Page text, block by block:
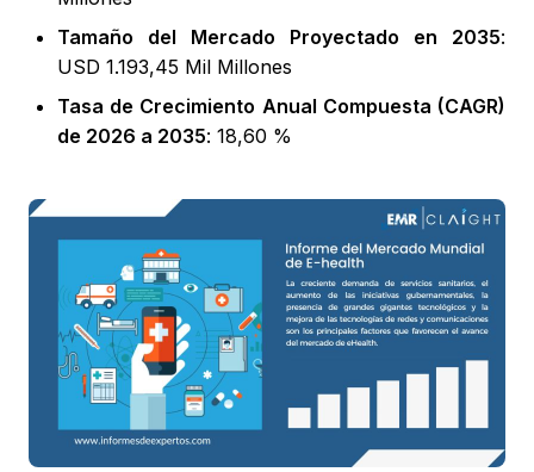
Tamaño del Mercado Proyectado en 2035:
USD 1.193,45 Mil Millones
Tasa de Crecimiento Anual Compuesta (CAGR)
de 2026 a 2035: 18,60 %